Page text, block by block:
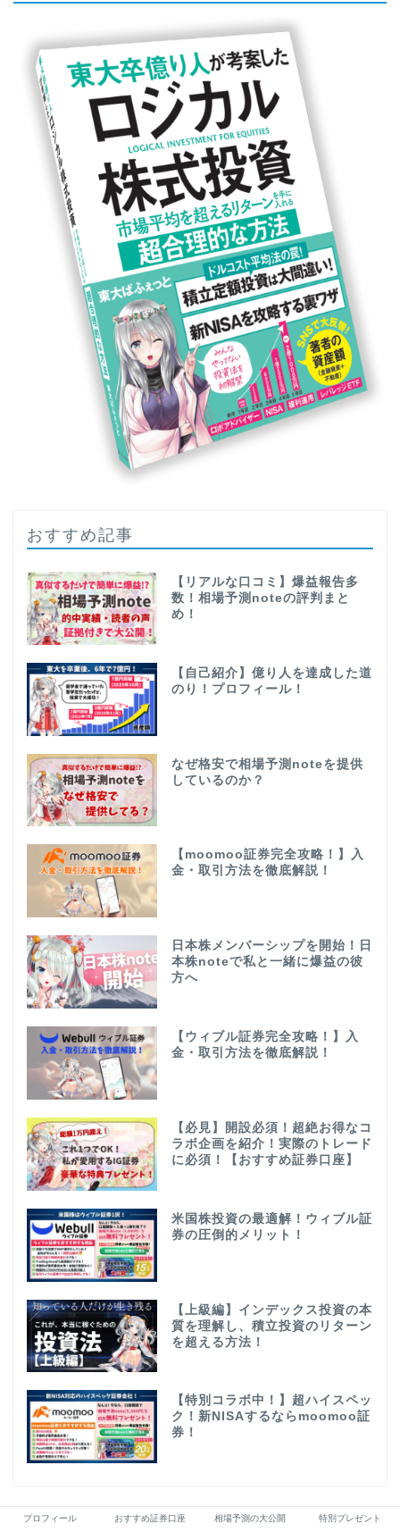
おすすめ記事
【リアルな口コミ】爆益報告多
数！相場予測noteの評判まと
め！
【自己紹介】億り人を達成した道
のり！プロフィール！
なぜ格安で相場予測noteを提供
しているのか？
【moomoo証券完全攻略！】入
金・取引方法を徹底解説！
日本株メンバーシップを開始！日
本株noteで私と一緒に爆益の彼
方へ
【ウィブル証券完全攻略！】入
金・取引方法を徹底解説！
【必見】開設必須！超絶お得なコ
ラボ企画を紹介！実際のトレード
に必須！【おすすめ証券口座】
米国株投資の最適解！ウィブル証
券の圧倒的メリット！
【上級編】インデックス投資の本
質を理解し、積立投資のリターン
を超える方法！
【特別コラボ中！】超ハイスペッ
ク！新NISAするならmoomoo証
券！
プロフィール おすすめ証券口座 相場予測の大公開 特別プレゼント